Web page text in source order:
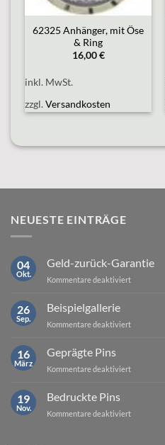
62325 Anhänger, mit Öse
& Ring
16,00€
inkl. MwSt.
zzgl.Versandkosten
NEUESTE EINTRÄGE
04
Okt.
Geld-zurück-Garantie
Kommentare deaktiviertfür
26
Sep.
Beispielgallerie
Kommentare deaktiviertfür
16
März
Geprägte Pins
Kommentare deaktiviertfür
19
Nov.
Bedruckte Pins
Kommentare deaktiviertfür